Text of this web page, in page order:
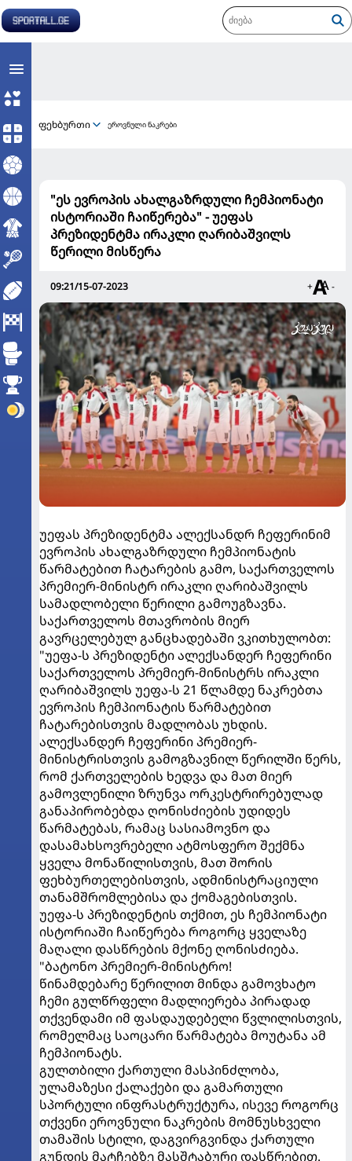
ფეხბურთი ეროვნული ნაკრები
"ეს ევროპის ახალგაზრდული ჩემპიონატი
ისტორიაში ჩაიწერება" - უეფას
პრეზიდენტმა ირაკლი ღარიბაშვილს
წერილი მისწერა
09:21/15-07-2023 + -
უეფას პრეზიდენტმა ალექსანდრ ჩეფერინიმ
ევროპის ახალგაზრდული ჩემპიონატის
წარმატებით ჩატარების გამო, საქართველოს
პრემიერ-მინისტრ ირაკლი ღარიბაშვილს
სამადლობელი წერილი გამოუგზავნა.
საქართველოს მთავრობის მიერ
გავრცელებულ განცხადებაში ვკითხულობთ:
"უეფა-ს პრეზიდენტი ალექსანდერ ჩეფერინი
საქართველოს პრემიერ-მინისტრს ირაკლი
ღარიბაშვილს უეფა-ს 21 წლამდე ნაკრებთა
ევროპის ჩემპიონატის წარმატებით
ჩატარებისთვის მადლობას უხდის.
ალექსანდერ ჩეფერინი პრემიერ-
მინისტრისთვის გამოგზავნილ წერილში წერს,
რომ ქართველების ხედვა და მათ მიერ
გამოვლენილი ზრუნვა ორკესტრირებულად
განაპირობებდა ღონისძიების უდიდეს
წარმატებას, რამაც სასიამოვნო და
დასამახსოვრებელი ატმოსფერო შექმნა
ყველა მონაწილისთვის, მათ შორის
ფეხბურთელებისთვის, ადმინისტრაციული
თანამშრომლებისა და ქომაგებისთვის.
უეფა-ს პრეზიდენტის თქმით, ეს ჩემპიონატი
ისტორიაში ჩაიწერება როგორც ყველაზე
მაღალი დასწრების მქონე ღონისძიება.
"ბატონო პრემიერ-მინისტრო!
წინამდებარე წერილით მინდა გამოვხატო
ჩემი გულწრფელი მადლიერება პირადად
თქვენდამი იმ ფასდაუდებელი წვლილისთვის,
რომელმაც საოცარი წარმატება მოუტანა ამ
ჩემპიონატს.
გულთბილი ქართული მასპინძლობა,
ულამაზესი ქალაქები და გამართული
სპორტული ინფრასტრუქტურა, ისევე როგორც
თქვენი ეროვნული ნაკრების მომნუსხველი
თამაშის სტილი, დაგვირგვინდა ქართული
გუნდის მატჩებზე მასშტაბური დასწრებით.